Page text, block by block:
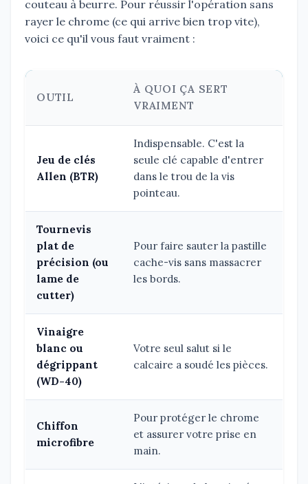
couteau à beurre. Pour réussir l'opération sans
rayer le chrome (ce qui arrive bien trop vite),
voici ce qu'il vous faut vraiment :
OUTIL
À QUOI ÇA SERT
VRAIMENT
Jeu de clés
Allen (BTR)
Indispensable. C'est la
seule clé capable d'entrer
dans le trou de la vis
pointeau.
Tournevis
plat de
précision (ou
lame de
cutter)
Pour faire sauter la pastille
cache-vis sans massacrer
les bords.
Vinaigre
blanc ou
dégrippant
(WD-40)
Votre seul salut si le
calcaire a soudé les pièces.
Chiffon
microfibre
Pour protéger le chrome
et assurer votre prise en
main.